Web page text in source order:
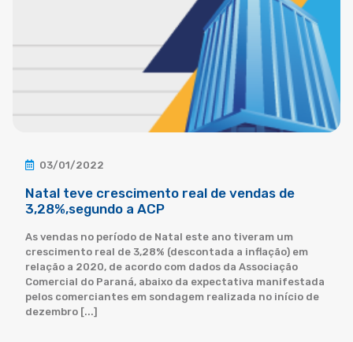
03/01/2022
Natal teve crescimento real de vendas de
3,28%,segundo a ACP
As vendas no período de Natal este ano tiveram um
crescimento real de 3,28% (descontada a inflação) em
relação a 2020, de acordo com dados da Associação
Comercial do Paraná, abaixo da expectativa manifestada
pelos comerciantes em sondagem realizada no início de
dezembro [...]